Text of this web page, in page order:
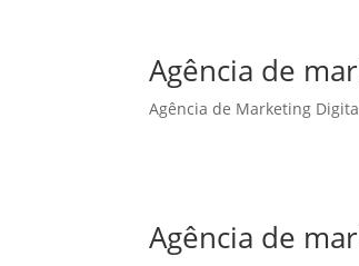
Agência de
Agência de Marketing
Agência de